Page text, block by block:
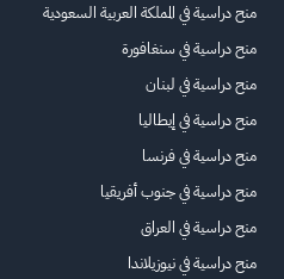
منح دراسية في المملكة العربية السعودية
منح دراسية في سنغافورة
منح دراسية في لبنان
منح دراسية في إيطاليا
منح دراسية في فرنسا
منح دراسية في جنوب أفريقيا
منح دراسية في العراق
منح دراسية في نيوزيلاندا